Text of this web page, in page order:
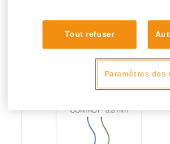
Tout refuser
Paramètres des